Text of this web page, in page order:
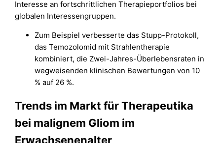
Interesse an fortschrittlichen Therapieportfolios bei
globalen Interessengruppen.
Zum Beispiel verbesserte das Stupp-Protokoll,
das Temozolomid mit Strahlentherapie
kombiniert, die Zwei-Jahres-Überlebensraten in
wegweisenden klinischen Bewertungen von 10
% auf 26 %.
Trends im Markt für Therapeutika
bei malignem Gliom im
Erwachsenenalter